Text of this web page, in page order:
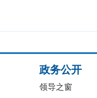
政务公开
领导之窗